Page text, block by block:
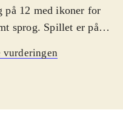
på 12 med ikoner for
sprog. Spillet er på
hovedsagelig i det
piratskibe
vurderingen